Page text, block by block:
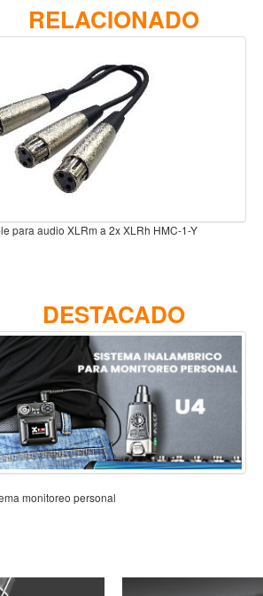
RELACIONADO
para audio XLRm a 2x XLRh HMC-1-Y
DESTACADO
monitoreo personal